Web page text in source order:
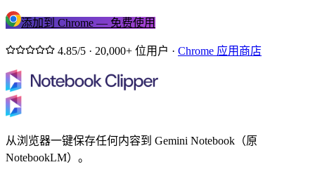
添加到 Chrome — 免费使用
4.85/5 · 20,000+ 位用户 · Chrome 应用商店
从浏览器一键保存任何内容到 Gemini Notebook（原
NotebookLM）。